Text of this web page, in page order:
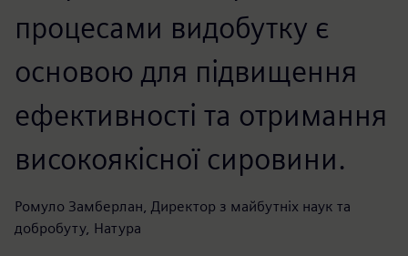
процесами видобутку є
основою для підвищення
ефективності та отримання
високоякісної сировини.
Ромуло Замберлан, Директор з майбутніх наук та
добробуту, Натура